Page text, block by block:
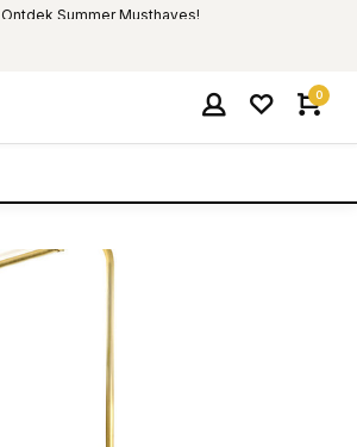
Ontdek Summer Musthaves!
0